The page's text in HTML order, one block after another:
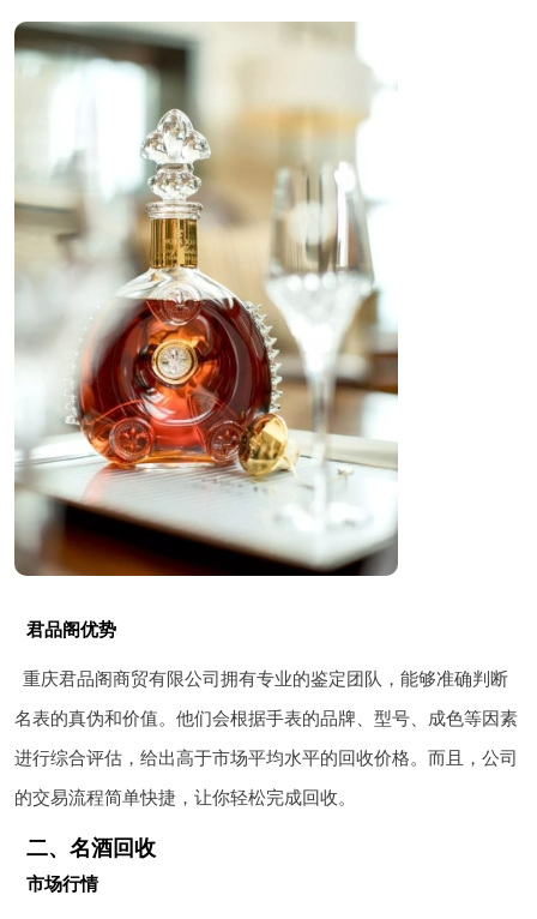
君品阁优势
重庆君品阁商贸有限公司拥有专业的鉴定团队，能够准确判断
名表的真伪和价值。他们会根据手表的品牌、型号、成色等因素
进行综合评估，给出高于市场平均水平的回收价格。而且，公司
的交易流程简单快捷，让你轻松完成回收。
二、名酒回收
市场行情